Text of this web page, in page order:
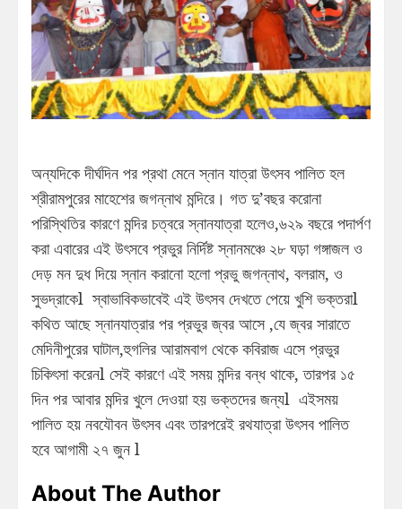
অন্যদিকে দীর্ঘদিন পর প্রথা মেনে স্নান যাত্রা উৎসব পালিত হল
শ্রীরামপুরের মাহেশের জগন্নাথ মন্দিরে। গত দু’বছর করোনা
পরিস্থিতির কারণে মন্দির চত্বরে স্নানযাত্রা হলেও,৬২৯ বছরে পদার্পণ
করা এবারের এই উৎসবে প্রভুর নির্দিষ্ট স্নানমঞ্চে ২৮ ঘড়া গঙ্গাজল ও
দেড় মন দুধ দিয়ে স্নান করানো হলো প্রভু জগন্নাথ, বলরাম, ও
সুভদ্রাকেl স্বাভাবিকভাবেই এই উৎসব দেখতে পেয়ে খুশি ভক্তরাl
কথিত আছে স্নানযাত্রার পর প্রভুর জ্বর আসে ,যে জ্বর সারাতে
মেদিনীপুরের ঘাটাল,হুগলির আরামবাগ থেকে কবিরাজ এসে প্রভুর
চিকিৎসা করেনl সেই কারণে এই সময় মন্দির বন্ধ থাকে, তারপর ১৫
দিন পর আবার মন্দির খুলে দেওয়া হয় ভক্তদের জন্যl এইসময়
পালিত হয় নবযৌবন উৎসব এবং তারপরেই রথযাত্রা উৎসব পালিত
হবে আগামী ২৭ জুন l
About The Author